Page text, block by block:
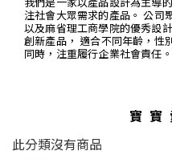
我們是一家以產品設計為主導
注社會大眾需求的產品。 公司
以及麻省理工商學院的優秀設
創新產品， 適合不同年齡，性
同時，注重履行企業社會責任。
寶寶
此分類沒有商品